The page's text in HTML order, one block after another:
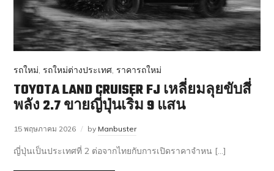
รถใหม่,รถใหม่ต่างประเทศ,ราคารถใหม่
TOYOTA LAND CRUISER FJ เหลี่ยมลุยขับสี่
พลัง 2.7 ขายญี่ปุ่นเริ่ม 9 แสน
15 พฤษภาคม 2026 by Manbuster
ญี่ปุ่นเป็นประเทศที่ 2 ต่อจากไทยกับการเปิดราคาจำหน […]